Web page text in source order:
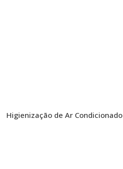
Higienização de Ar Condicionado